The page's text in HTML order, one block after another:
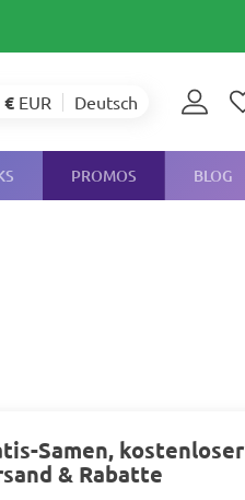
€ EUR Deutsch
PROMOS BLOG
Samen, kostenloser
& Rabatte